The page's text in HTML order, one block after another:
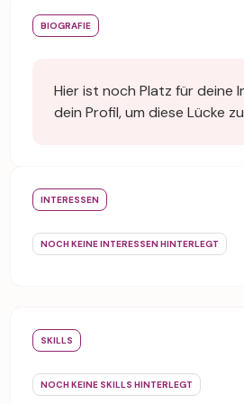
BIOGRAFIE
Hier ist noch Platz für deine
dein Profil, um diese Lücke
INTERESSEN
NOCH KEINE INTERESSEN HINTERLEGT
SKILLS
NOCH KEINE SKILLS HINTERLEGT